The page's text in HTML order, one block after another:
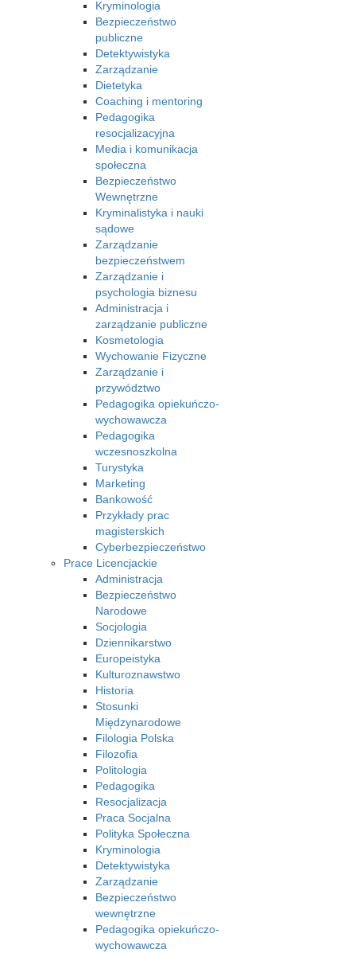
Kryminologia
Bezpieczeństwo
publiczne
Detektywistyka
Zarządzanie
Dietetyka
Coaching i mentoring
Pedagogika
resocjalizacyjna
Media i komunikacja
społeczna
Bezpieczeństwo
Wewnętrzne
Kryminalistyka i nauki
sądowe
Zarządzanie
bezpieczeństwem
Zarządzanie i
psychologia biznesu
Administracja i
zarządzanie publiczne
Kosmetologia
Wychowanie Fizyczne
Zarządzanie i
przywództwo
Pedagogika opiekuńczo-
wychowawcza
Pedagogika
wczesnoszkolna
Turystyka
Marketing
Bankowość
Przykłady prac
magisterskich
Cyberbezpieczeństwo
Prace Licencjackie
Administracja
Bezpieczeństwo
Narodowe
Socjologia
Dziennikarstwo
Europeistyka
Kulturoznawstwo
Historia
Stosunki
Międzynarodowe
Filologia Polska
Filozofia
Politologia
Pedagogika
Resocjalizacja
Praca Socjalna
Polityka Społeczna
Kryminologia
Detektywistyka
Zarządzanie
Bezpieczeństwo
wewnętrzne
Pedagogika opiekuńczo-
wychowawcza